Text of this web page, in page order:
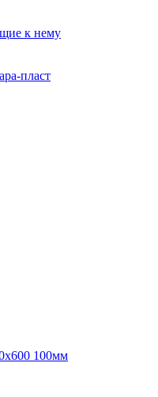
к нему
пласт
100мм